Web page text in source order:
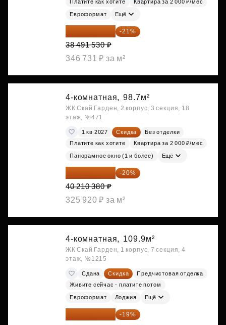
Платите как хотите
Квартира за 2 000 ₽/мес
Евроформат Ещё
30 408 309 ₽ -21%
38 491 530 ₽
346 731 ₽ за м²
4-комнатная, 98.7м²
ЖК Скай Гарден, 2 корпус, 3 секция, 18
этаж, №471
1 кв 2027 Скидка
Без отделки
Платите как хотите
Квартира за 2 000 ₽/мес
Панорамное окно (1 и более) Ещё
32 168 304 ₽ -20%
40 210 380 ₽
325 920 ₽ за м²
4-комнатная, 109.9м²
ЖК Скай Гарден, 1 корпус, 7 секция, 4
этаж, №1215
Сдана Скидка
Предчистовая отделка
Живите сейчас - платите потом
Евроформат Лоджия Ещё
38 999 224 ₽ -19%